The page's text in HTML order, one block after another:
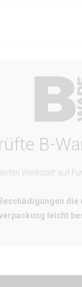
B-
Werkstatt auf
leicht